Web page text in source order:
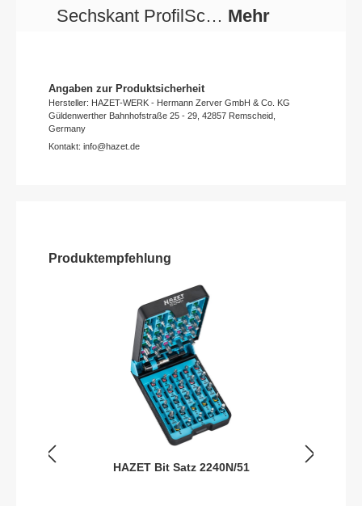
Sechskant ProfilSc… Mehr
Angaben zur Produktsicherheit
Hersteller: HAZET-WERK - Hermann Zerver GmbH & Co. KG
Güldenwerther Bahnhofstraße 25 - 29, 42857 Remscheid,
Germany
Kontakt: info@hazet.de
Produktempfehlung
HAZET Bit Satz 2240N/51